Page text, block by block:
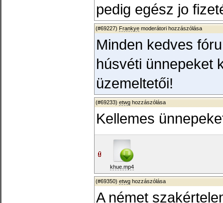
pedig egész jo
(#69227) Frankye moderátori hozzászólása
Minden kedves
húsvéti ünnepeket
üzemeltetői!
(#69233) etwg hozzászólása
Kellemes
khue.mp4
(#69350) etwg hozzászólása
A német